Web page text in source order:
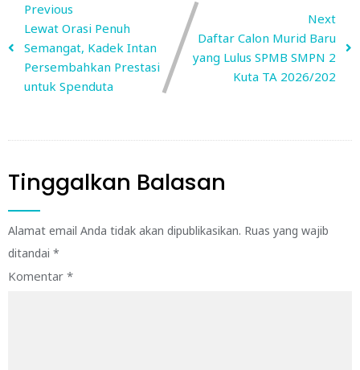
Previous
Lewat Orasi Penuh
Semangat, Kadek Intan
Persembahkan Prestasi
untuk Spenduta
Next
Daftar Calon Murid Baru
yang Lulus SPMB SMPN 2
Kuta TA 2026/202
Tinggalkan Balasan
Alamat email Anda tidak akan dipublikasikan. Ruas yang wajib
ditandai *
Komentar *